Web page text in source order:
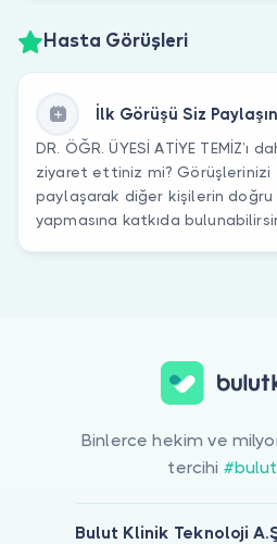
Hasta Görüşleri
İlk Görüşü Siz Paylaşın
DR. ÖĞR. ÜYESİ ATİYE TEMİZ’ı
ziyaret ettiniz mi? Görüşlerinizi
paylaşarak diğer kişilerin doğru
yapmasına katkıda
Binlerce hekim ve
tercihi
Bulut Klinik Teknoloji